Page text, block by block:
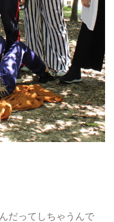
だってしちゃうんで